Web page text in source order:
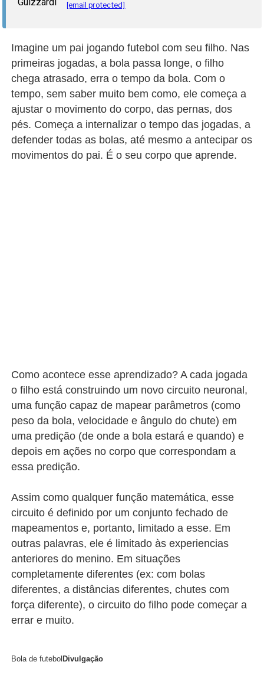
[email protected]
Imagine um pai jogando futebol com seu filho. Nas
primeiras jogadas, a bola passa longe, o filho
chega atrasado, erra o tempo da bola. Com o
tempo, sem saber muito bem como, ele começa a
ajustar o movimento do corpo, das pernas, dos
pés. Começa a internalizar o tempo das jogadas, a
defender todas as bolas, até mesmo a antecipar os
movimentos do pai. É o seu corpo que aprende.
Como acontece esse aprendizado? A cada jogada
o filho está construindo um novo circuito neuronal,
uma função capaz de mapear parâmetros (como
peso da bola, velocidade e ângulo do chute) em
uma predição (de onde a bola estará e quando) e
depois em ações no corpo que correspondam a
essa predição.
Assim como qualquer função matemática, esse
circuito é definido por um conjunto fechado de
mapeamentos e, portanto, limitado a esse. Em
outras palavras, ele é limitado às experiencias
anteriores do menino. Em situações
completamente diferentes (ex: com bolas
diferentes, a distâncias diferentes, chutes com
força diferente), o circuito do filho pode começar a
errar e muito.
Bola de futebol Divulgação